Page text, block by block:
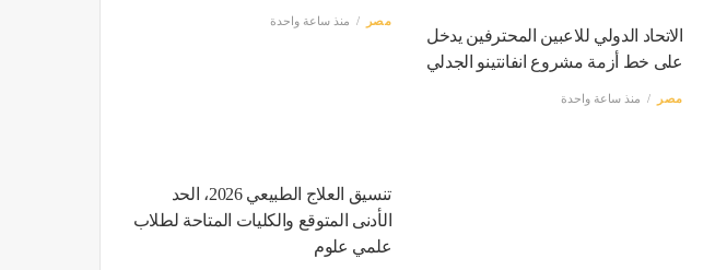
الاتحاد الدولي للاعبين المحترفين يدخل
على خط أزمة مشروع انفانتينو الجدلي
مصر منذ ساعة واحدة
مصر منذ ساعة واحدة
تنسيق العلاج الطبيعي 2026، الحد
الأدنى المتوقع والكليات المتاحة لطلاب
علمي علوم